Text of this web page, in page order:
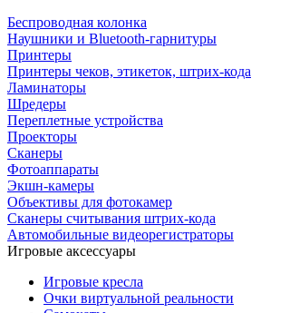
Беспроводная колонка
Наушники и Bluetooth-гарнитуры
Принтеры
Принтеры чеков, этикеток, штрих-кода
Ламинаторы
Шредеры
Переплетные устройства
Проекторы
Сканеры
Фотоаппараты
Экшн-камеры
Объективы для фотокамер
Сканеры считывания штрих-кода
Автомобильные видеорегистраторы
Игровые аксессуары
Игровые кресла
Очки виртуальной реальности